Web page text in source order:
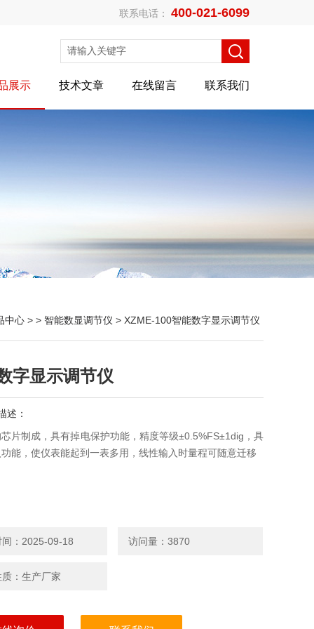
联系电话： 400-021-6099
展示 技术文章 在线留言 联系我们
中心 > > 智能数显调节仪 > XZME-100智能数字显示调节仪
字显示调节仪
述：
片制成，具有掉电保护功能，精度等级±0.5%FS±1dig，具
能，使仪表能起到一表多用，线性输入时量程可随意迁移
间：2025-09-18 访问量：3870
质：生产厂家